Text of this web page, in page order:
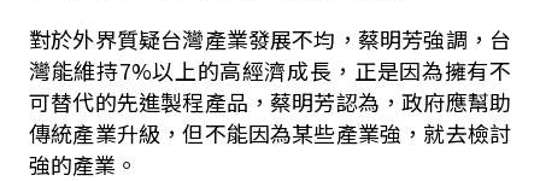
對於外界質疑台灣產業發展不均，蔡明芳強調，台
灣能維持7%以上的高經濟成長，正是因為擁有不
可替代的先進製程產品，蔡明芳認為，政府應幫助
傳統產業升級，但不能因為某些產業強，就去檢討
強的產業。